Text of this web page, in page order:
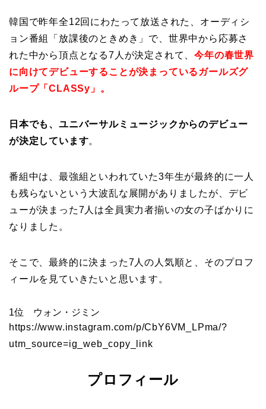
韓国で昨年全12回にわたって放送された、オーディシ
ョン番組「放課後のときめき」で、世界中から応募さ
れた中から頂点となる7人が決定されて、今年の春世界
に向けてデビューすることが決まっているガールズグ
ループ「CLASSy」。
日本でも、ユニバーサルミュージックからのデビュー
が決定しています。
番組中は、最強組といわれていた3年生が最終的に一人
も残らないという大波乱な展開がありましたが、デビ
ューが決まった7人は全員実力者揃いの女の子ばかりに
なりました。
そこで、最終的に決まった7人の人気順と、そのプロフ
ィールを見ていきたいと思います。
1位 ウォン・ジミン
https://www.instagram.com/p/CbY6VM_LPma/?
utm_source=ig_web_copy_link
プロフィール